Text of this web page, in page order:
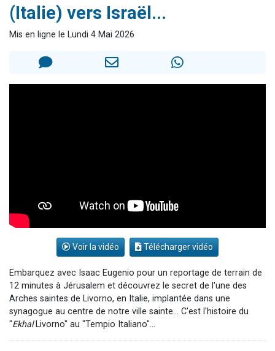
Il reste 49 places pour étudier en groupe sur Zoom
12 nouvelles musiques dans Torah-Box Music
2 personnes viennent de nous rejoindre sur WhatsApp
(Italie) vers Israël...
Mis en ligne le Lundi 4 Mai 2026
Voir la vidéo Télécharger vidéo
Embarquez avec Isaac Eugenio pour un reportage de terrain de
12 minutes à Jérusalem et découvrez le secret de l'une des
Arches saintes de Livorno, en Italie, implantée dans une
synagogue au centre de notre ville sainte... C'est l'histoire du
"EkhalLivorno" au "Tempio Italiano"...